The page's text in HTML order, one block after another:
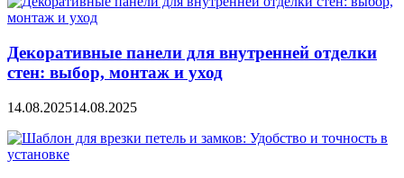
Декоративные панели для внутренней отделки
стен: выбор, монтаж и уход
14.08.202514.08.2025